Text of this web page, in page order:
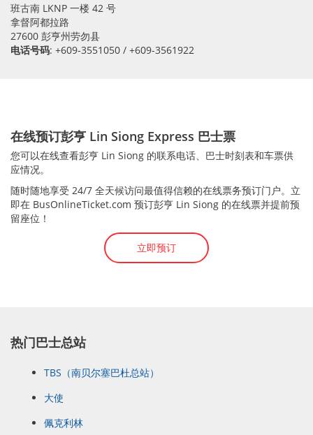
班古南 LKNP 一楼 42 号
拿督阿都拉路
27600 彭亨州劳勿县
电话号码: +609-3551050 / +609-3561922
在线预订彭亨 Lin Siong Express 巴士票
您可以在线查看彭亨 Lin Siong 的联系电话、巴士时刻表和车票供
应情况。
随时随地享受 24/7 全天候访问最值得信赖的在线票务预订门户。立
即在 BusOnlineTicket.com 预订彭亨 Lin Siong 的在线票并提前预
留座位！
立即预订
热门巴士总站
TBS（南贝尔塞巴杜总站）
大使
佩克利林